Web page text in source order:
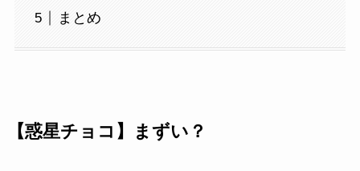
まとめ
【惑星チョコ】まずい？